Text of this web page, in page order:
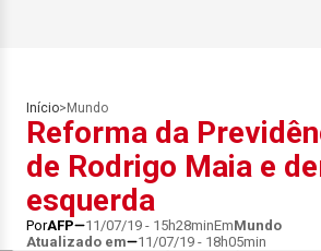
Início> Mundo
Reforma da
de Rodrigo Maia e
esquerda
PorAFP 11/07/19 - 15h28minEmMundo
Atualizado em
11/07/19 - 18h05min